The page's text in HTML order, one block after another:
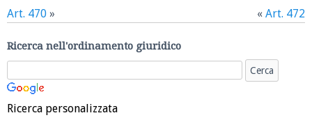
Art. 470 » « Art. 472
Ricerca nell'ordinamento giuridico
Ricerca personalizzata